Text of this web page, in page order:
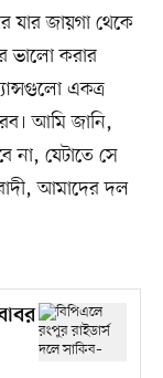
যার জায়গা থেকে
ভালো করার
একত্র
আমি জানি,
যেটাতে সে
আমাদের দল